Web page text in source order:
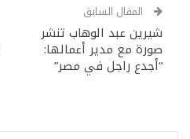
المقال السابق
شيرين عبد الوهاب تنشر
صورة مع مدير أعمالها:
“أجدع راجل في مصر”